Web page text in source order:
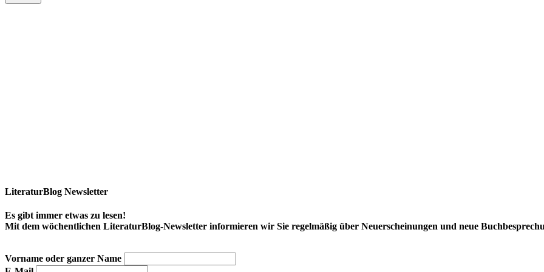
LiteraturBlog Newsletter
Es gibt immer etwas zu lesen!
Mit dem wöchentlichen LiteraturBlog-Newsletter informieren wir Sie regelmäßig über Neuerscheinungen und neue
Vorname oder ganzer Name